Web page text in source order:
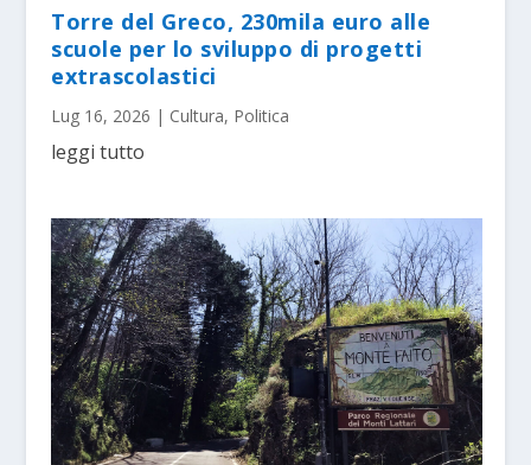
Torre del Greco, 230mila euro alle
scuole per lo sviluppo di progetti
extrascolastici
Lug 16, 2026 | Cultura, Politica
leggi tutto